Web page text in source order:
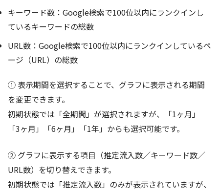
キーワード数：Google検索で100位以内にランクインし
ているキーワードの総数
URL数：Google検索で100位以内にランクインしているペ
ージ（URL）の総数
① 表示期間を選択することで、グラフに表示される期間
を変更できます。
初期状態では「全期間」が選択されますが、「1ヶ月」
「3ヶ月」「6ヶ月」「1年」からも選択可能です。
② グラフに表示する項目（推定流入数／キーワード数／
URL数）を切り替えできます。
初期状態では「推定流入数」のみが表示されていますが、